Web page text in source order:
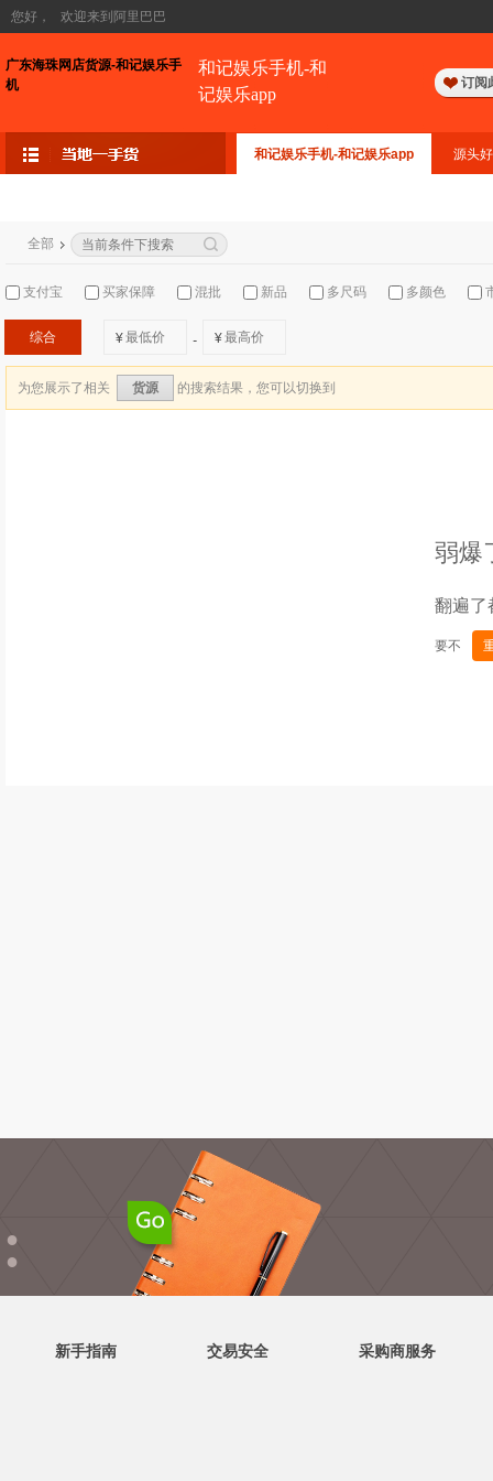
您好， 欢迎来到阿里巴巴
广东海珠网店货源-和记娱乐手
机
和记娱乐手机-和
记娱乐app
订阅
和记娱乐手机-和记娱乐app 源头
全部
支付宝 买家保障 混批 新品 多尺码 多颜色
综合 ¥ - ¥
为您展示了相关 货源 的搜索结果，您可以切换到
弱爆
翻遍了
要不
●
●
新手指南 交易安全 采购商服务